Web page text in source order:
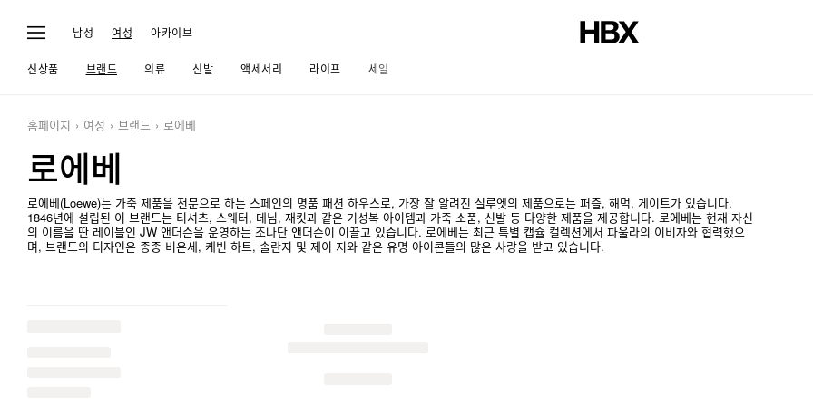
남성 여성 아카이브
신상품 브랜드 의류 신발 액세서리 라이프 세일
홈페이지 여성 브랜드 로에베
로에베
로에베(Loewe)는 가죽 제품을 전문으로 하는 스페인의 명품 패션 하우스로, 가장 잘 알려진 실루엣의 제품으로는 퍼즐, 해먹, 게이트가 있습니다.
1846년에 설립된 이 브랜드는 티셔츠, 스웨터, 데님, 재킷과 같은 기성복 아이템과 가죽 소품, 신발 등 다양한 제품을 제공합니다. 로에베는 현재 자신
의 이름을 딴 레이블인 JW 앤더슨을 운영하는 조나단 앤더슨이 이끌고 있습니다. 로에베는 최근 특별 캡슐 컬렉션에서 파울라의 이비자와 협력했으
며, 브랜드의 디자인은 종종 비욘세, 케빈 하트, 솔란지 및 제이 지와 같은 유명 아이콘들의 많은 사랑을 받고 있습니다.